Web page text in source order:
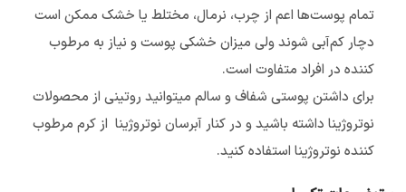
تمام پوست‌ها اعم از چرب، نرمال، مختلط یا خشک ممکن است
دچار کم‌آبی شوند ولی میزان خشکی پوست و نیاز به مرطوب
کننده در افراد متفاوت است.
برای داشتن پوستی شفاف و سالم میتوانید روتینی از محصولات
نوتروژینا داشته باشید و در کنار آبرسان نوتروژینا از کرم مرطوب
کننده نوتروژینا استفاده کنید.